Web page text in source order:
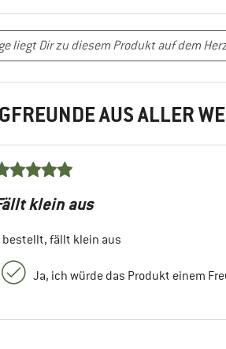
AUS ALLER
klein aus
bestellt, fällt klein aus
Ja, ich würde das Produkt einem